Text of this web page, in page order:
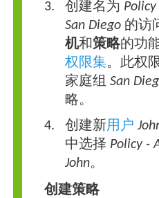
创建名为 Policy
San Diego 的访
机和策略的功
权限集。此权
家庭组San
略。
创建新用户
中选择 Policy -
John。
创建策略